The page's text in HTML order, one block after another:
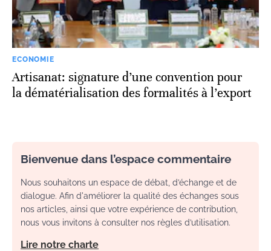
ECONOMIE
Artisanat: signature d’une convention pour
la dématérialisation des formalités à l’export
Bienvenue dans l’espace commentaire
Nous souhaitons un espace de débat, d’échange et de
dialogue. Afin d'améliorer la qualité des échanges sous
nos articles, ainsi que votre expérience de contribution,
nous vous invitons à consulter nos règles d’utilisation.
Lire notre charte